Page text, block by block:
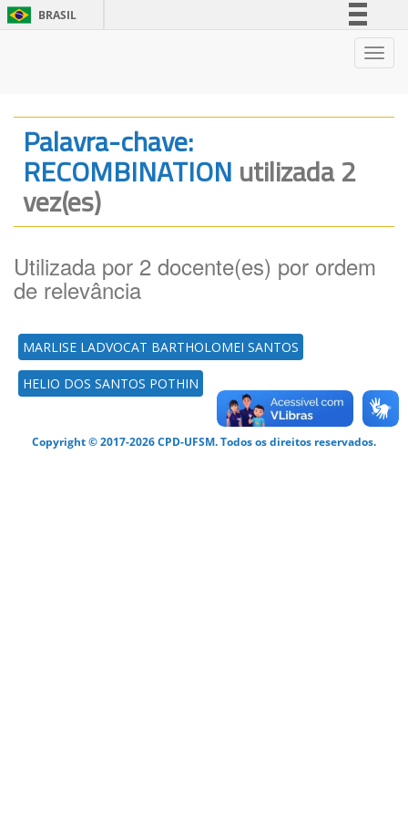
BRASIL
Canais
Palavra-chave:
RECOMBINATION utilizada 2
vez(es)
Utilizada por 2 docente(es) por ordem
de relevância
MARLISE LADVOCAT BARTHOLOMEI SANTOS
HELIO DOS SANTOS POTHIN
Copyright © 2017-2026 CPD-UFSM. Todos os direitos reservados.